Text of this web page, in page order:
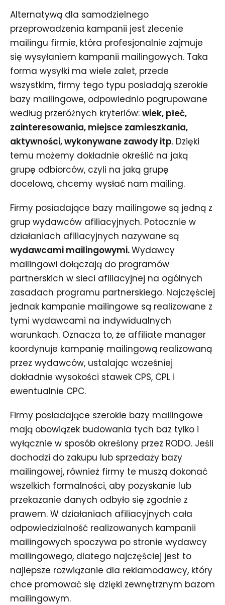
Alternatywą dla samodzielnego
przeprowadzenia kampanii jest zlecenie
mailingu firmie, która profesjonalnie zajmuje
się wysyłaniem kampanii mailingowych. Taka
forma wysyłki ma wiele zalet, przede
wszystkim, firmy tego typu posiadają szerokie
bazy mailingowe, odpowiednio pogrupowane
według przeróżnych kryteriów: wiek, płeć,
zainteresowania, miejsce zamieszkania,
aktywności, wykonywane zawody itp. Dzięki
temu możemy dokładnie określić na jaką
grupę odbiorców, czyli na jaką grupę
docelową, chcemy wysłać nam mailing.
Firmy posiadające bazy mailingowe są jedną z
grup wydawców afiliacyjnych. Potocznie w
działaniach afiliacyjnych nazywane są
wydawcami mailingowymi.Wydawcy
mailingowi dołączają do programów
partnerskich w sieci afiliacyjnej na ogólnych
zasadach programu partnerskiego. Najczęściej
jednak kampanie mailingowe są realizowane z
tymi wydawcami na indywidualnych
warunkach. Oznacza to, że affiliate manager
koordynuje kampanię mailingową realizowaną
przez wydawców, ustalając wcześniej
dokładnie wysokości stawek CPS, CPL i
ewentualnie CPC.
Firmy posiadające szerokie bazy mailingowe
mają obowiązek budowania tych baz tylko i
wyłącznie w sposób określony przez RODO. Jeśli
dochodzi do zakupu lub sprzedaży bazy
mailingowej, również firmy te muszą dokonać
wszelkich formalności, aby pozyskanie lub
przekazanie danych odbyło się zgodnie z
prawem. W działaniach afiliacyjnych cała
odpowiedzialność realizowanych kampanii
mailingowych spoczywa po stronie wydawcy
mailingowego, dlatego najczęściej jest to
najlepsze rozwiązanie dla reklamodawcy, który
chce promować się dzięki zewnętrznym bazom
mailingowym.